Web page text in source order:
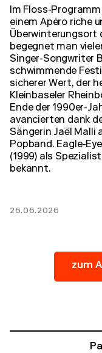
Im Floss-
einem Apéro riche
Überwinterungsort
begegnet man
Singer-Songwriter
schwimmende
sicherer Wert, der
Kleinbaseler
Ende der 1990er-
avancierten dank
Sängerin Jaël Malli
Popband. Eagle-
(1999) als
bekannt.
26.06.2026
zum